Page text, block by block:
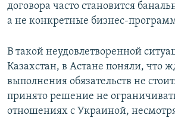
договора часто становится
а не конкретные бизнес-
В такой неудовлетворенной
Казахстан, в Астане поняли, что
выполнения обязательств не
принято решение не
отношениях с Украиной,